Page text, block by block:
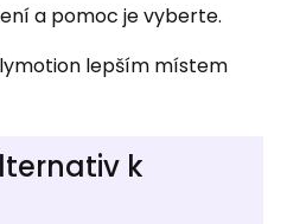
a pomoc je vyberte.
lepším místem
k